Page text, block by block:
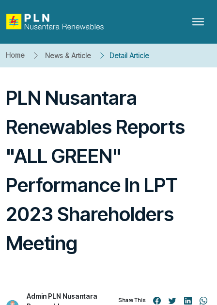
Home News & Article Detail Article
PLN Nusantara
Renewables Reports
"ALL GREEN"
Performance In LPT
2023 Shareholders
Meeting
Admin PLN Nusantara
Share This